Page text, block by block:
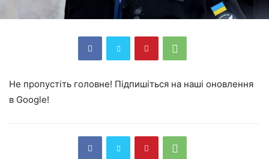
Не пропустіть головне! Підпишіться на наші оновлення
в Google!